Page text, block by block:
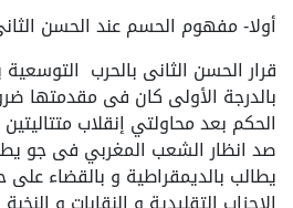
أولا- مفهوم الحسم عند الحسن
قرار الحسن الثانى بالحرب
بالدرجة الأولى كان فى مقدمتها
صد انظار الشعب المغربي فى جو
يطالب بالديمقراطية و بالقضاء